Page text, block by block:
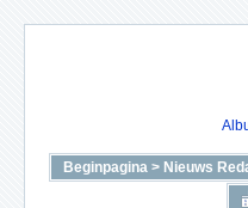
Beginpagina > Nieuws